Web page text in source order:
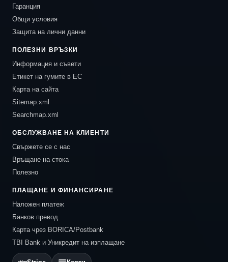
Гаранция
Общи условия
Защита на лични данни
ПОЛЕЗНИ ВРЪЗКИ
Информация и съвети
Етикет на гумите в ЕС
Карта на сайта
Sitemap.xml
Searchmap.xml
ОБСЛУЖВАНЕ НА КЛИЕНТИ
Свържете се с нас
Връщане на стока
Полезно
ПЛАЩАНЕ И ФИНАНСИРАНЕ
Наложен платеж
Банков превод
Карта чрез BORICA/Postbank
TBI Bank и Уникредит на изплащане